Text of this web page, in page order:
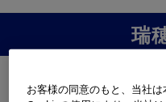
瑞
お客様の同意のもと、当社は